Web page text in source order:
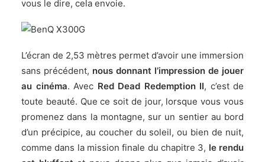
vous le dire, cela envoie.
L’écran de 2,53 mètres permet d’avoir une immersion
sans précédent, nous donnant l’impression de jouer
au cinéma. Avec Red Dead Redemption II, c’est de
toute beauté. Que ce soit de jour, lorsque vous vous
promenez dans la montagne, sur un sentier au bord
d’un précipice, au coucher du soleil, ou bien de nuit,
comme dans la mission finale du chapitre 3, le rendu